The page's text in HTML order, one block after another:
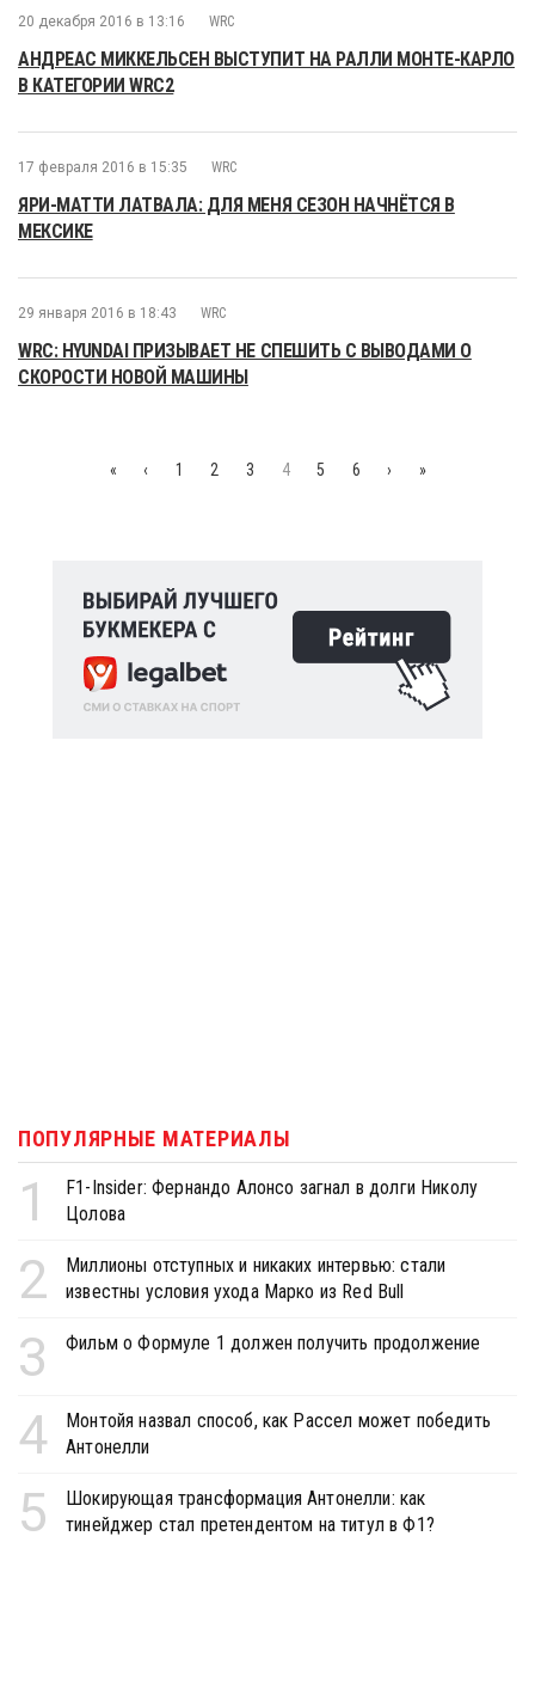
20 декабря 2016 в 13:16 WRC
АНДРЕАС МИККЕЛЬСЕН ВЫСТУПИТ НА РАЛЛИ МОНТЕ-КАРЛО
В КАТЕГОРИИ WRC2
17 февраля 2016 в 15:35 WRC
ЯРИ-МАТТИ ЛАТВАЛА: ДЛЯ МЕНЯ СЕЗОН НАЧНЁТСЯ В
МЕКСИКЕ
29 января 2016 в 18:43 WRC
WRC: HYUNDAI ПРИЗЫВАЕТ НЕ СПЕШИТЬ С ВЫВОДАМИ О
СКОРОСТИ НОВОЙ МАШИНЫ
« ‹ 1 2 3 4 5 6 › »
ПОПУЛЯРНЫЕ МАТЕРИАЛЫ
1
F1-Insider: Фернандо Алонсо загнал в долги Николу
Цолова
2
Миллионы отступных и никаких интервью: стали
известны условия ухода Марко из Red Bull
3 Фильм о Формуле 1 должен получить продолжение
4
Монтойя назвал способ, как Рассел может победить
Антонелли
5
Шокирующая трансформация Антонелли: как
тинейджер стал претендентом на титул в Ф1?